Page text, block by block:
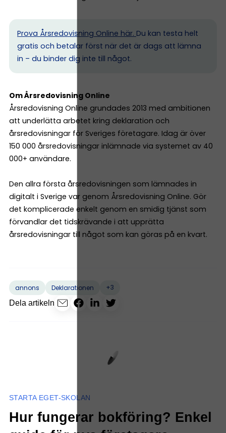
Prova Årsredovisning Online här. Du kan testa helt
gratis och betalar först när det är dags att lämna
in – du binder dig inte till något.
Om Årsredovisning Online
Årsredovisning Online grundades 2013 med ambitionen
att underlätta arbetet kring deklaration och
årsredovisningar för Sveriges företagare. Idag är över
150 000 årsredovisningar inlämnade via systemet av 40
000+ användare.
Den allra första årsredovisningen som lämnades in
digitalt i Sverige var genom Årsredovisning Online. Gör
det komplicerade enkelt genom en smidig tjänst som
förvandlar det tidskrävande i att upprätta
årsredovisningar till något som kan göras på en kvart.
annons Deklarationen
+3
Dela artikeln
STARTA EGET-SKOLAN
Hur fungerar bokföring? Enkel